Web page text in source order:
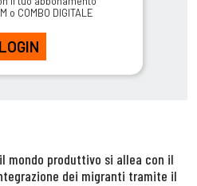
o COMBO DIGITALE
LOGIN
mondo produttivo si allea con il
dei migranti tramite il